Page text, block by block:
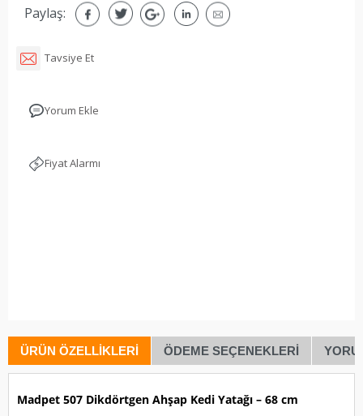
Paylaş:
Tavsiye Et
Yorum Ekle
Fiyat Alarmı
ÜRÜN ÖZELLIKLERI ÖDEME SEÇENEKLERI
Madpet 507 Dikdörtgen Ahşap Kedi Yatağı – 68 cm